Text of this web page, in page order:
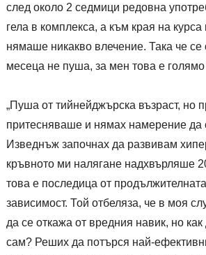
след около 2 седмици редовна
гела в комплекса, а към края на
нямаше никакво влечение. Така че се
месеца не пуша, за мен това е голямо
„Пуша от тийнейджърска възраст, но
притесняваше и нямах намерение да
Изведнъж започнах да развивам
кръвното ми налягане надхвърляше
това е последица от
зависимост. Той отбеляза, че в моя
да се откажа от вредния навик, но
сам? Реших да потърся най-